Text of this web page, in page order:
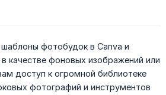
фотобудок в Canva и
в качестве фоновых изображений или
доступ к огромной библиотеке
фотографий и инструментов